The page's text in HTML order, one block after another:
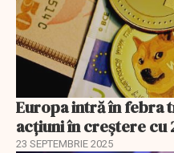
Europa intră în febra
acțiuni în creștere cu
23 SEPTEMBRIE 2025